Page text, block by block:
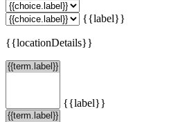
{{label}}
{{locationDetails}}
{{label}}